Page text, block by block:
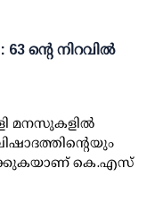
63 ന്റെ നിറവില്‍
മനസുകളില്‍
കെ.എസ്